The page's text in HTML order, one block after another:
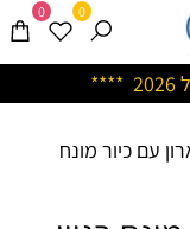
****
0 0
עם כיור מונח